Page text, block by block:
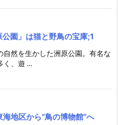
園」は猫と野鳥の宝庫;1
自然を生かした洲原公園。有名な
く、遊 ...
地区から”鳥の博物館”へ